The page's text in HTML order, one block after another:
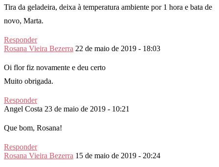
Tira da geladeira, deixa à temperatura ambiente por 1 hora e bata de
novo, Marta.
Responder
Rosana Vieira Bezerra 22 de maio de 2019 - 18:03
Oi flor fiz novamente e deu certo
Muito obrigada.
Responder
Angel Costa 23 de maio de 2019 - 10:21
Que bom, Rosana!
Responder
Rosana Vieira Bezerra 15 de maio de 2019 - 20:24